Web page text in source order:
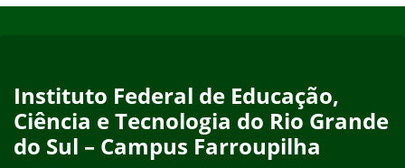
Instituto Federal de Educação,
Ciência e Tecnologia do Rio Grande
do Sul – Campus Farroupilha